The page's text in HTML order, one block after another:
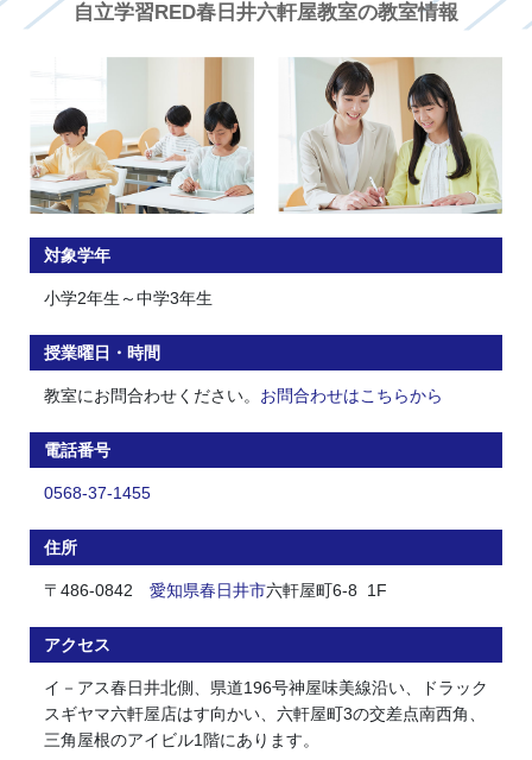
自立学習RED春日井六軒屋教室の教室情報
対象学年
小学2年生～中学3年生
授業曜日・時間
教室にお問合わせください。 お問合わせはこちらから
電話番号
0568-37-1455
住所
〒486-0842 愛知県春日井市六軒屋町6-8 1F
アクセス
イ－アス春日井北側、県道196号神屋味美線沿い、ドラック
スギヤマ六軒屋店はす向かい、六軒屋町3の交差点南西角、
三角屋根のアイビル1階にあります。